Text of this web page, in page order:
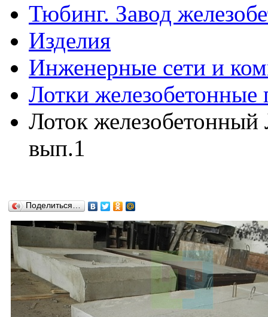
Тюбинг. Завод
Изделия
Инженерные сети и
Лотки
Лоток
вып.1
Поделиться…